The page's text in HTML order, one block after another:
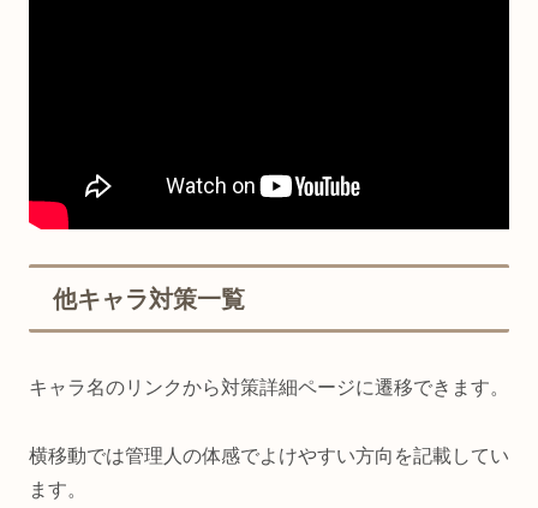
他キャラ対策一覧
キャラ名のリンクから対策詳細ページに遷移できます。
横移動では管理人の体感でよけやすい方向を記載してい
ます。